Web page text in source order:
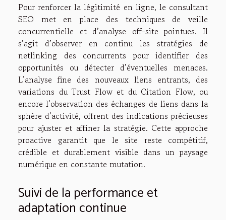
Pour renforcer la légitimité en ligne, le consultant
SEO met en place des techniques de veille
concurrentielle et d’analyse off-site pointues. Il
s’agit d’observer en continu les stratégies de
netlinking des concurrents pour identifier des
opportunités ou détecter d’éventuelles menaces.
L’analyse fine des nouveaux liens entrants, des
variations du Trust Flow et du Citation Flow, ou
encore l’observation des échanges de liens dans la
sphère d’activité, offrent des indications précieuses
pour ajuster et affiner la stratégie. Cette approche
proactive garantit que le site reste compétitif,
crédible et durablement visible dans un paysage
numérique en constante mutation.
Suivi de la performance et
adaptation continue